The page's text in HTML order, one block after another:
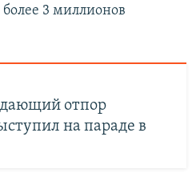
3 миллионов
отпор
на параде в